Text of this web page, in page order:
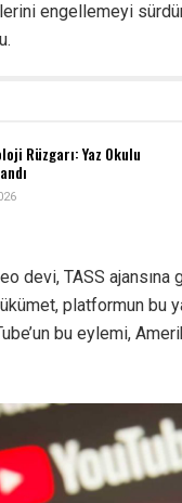
engellemeyi
Rüzgarı: Yaz Okulu
TASS ajansına
platformun bu
bu eylemi,